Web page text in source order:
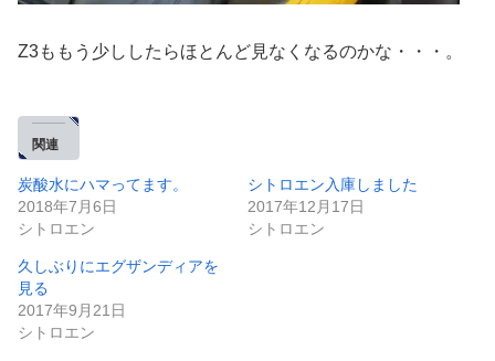
Z3ももう少ししたらほとんど見なくなるのかな・・・。
関連
炭酸水にハマってます。
2018年7月6日
シトロエン
シトロエン入庫しました
2017年12月17日
シトロエン
久しぶりにエグザンディアを
見る
2017年9月21日
シトロエン